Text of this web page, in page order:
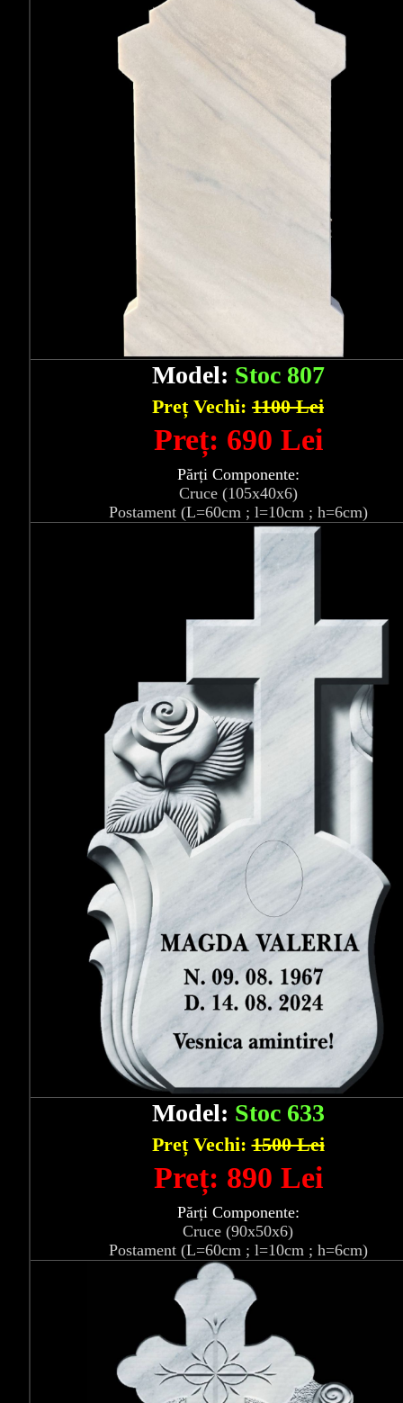
Model: Stoc 807
Preț Vechi: 1100 Lei
Preț: 690 Lei
Părți Componente:
Cruce (105x40x6)
Postament (L=60cm ; l=10cm ; h=6cm)
Model: Stoc 633
Preț Vechi:1500 Lei
Preț: 890 Lei
Părți Componente:
Cruce (90x50x6)
Postament (L=60cm ; l=10cm ; h=6cm)